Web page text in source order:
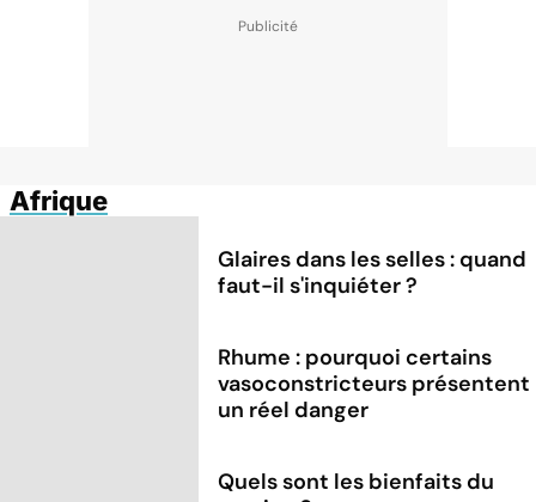
Afrique
Glaires dans les selles : quand
faut-il s'inquiéter ?
Rhume : pourquoi certains
vasoconstricteurs présentent
un réel danger
Quels sont les bienfaits du